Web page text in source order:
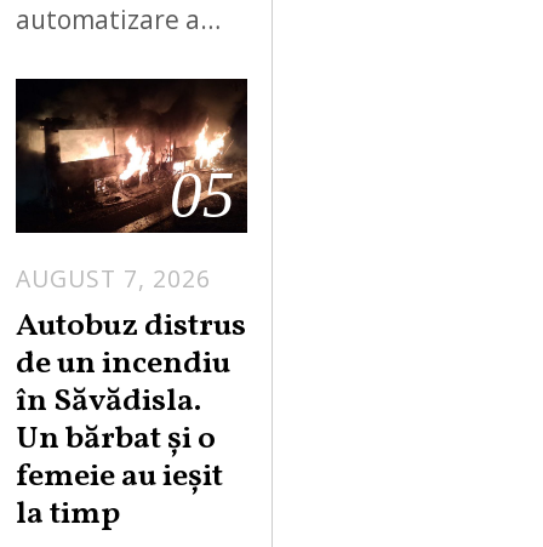
automatizare a…
05
AUGUST 7, 2026
Autobuz distrus
de un incendiu
în Săvădisla.
Un bărbat și o
femeie au ieșit
la timp